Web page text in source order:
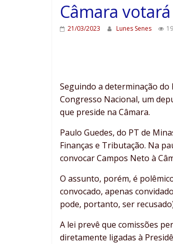
Câmara
21/03/2023 Lunes Senes
Seguindo a determinação
Congresso Nacional, um
que preside na Câmara.
Paulo Guedes, do PT de
Finanças e Tributação. Na
convocar Campos Neto à
O assunto, porém, é
convocado, apenas
pode, portanto, ser
A lei prevê que comissões
diretamente ligadas à